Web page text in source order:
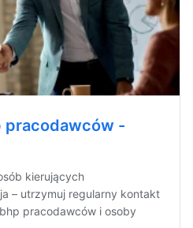
pracodawców -
kierujących
– utrzymuj regularny kontakt
pracodawców i osoby